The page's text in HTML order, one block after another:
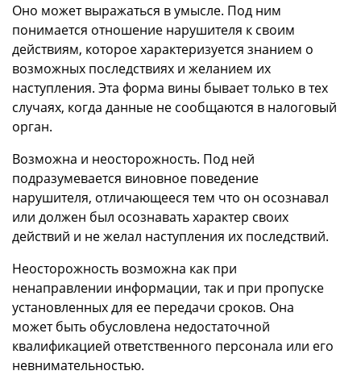
Оно может выражаться в умысле. Под ним
понимается отношение нарушителя к своим
действиям, которое характеризуется знанием о
возможных последствиях и желанием их
наступления. Эта форма вины бывает только в тех
случаях, когда данные не сообщаются в налоговый
орган.
Возможна и неосторожность. Под ней
подразумевается виновное поведение
нарушителя, отличающееся тем что он осознавал
или должен был осознавать характер своих
действий и не желал наступления их последствий.
Неосторожность возможна как при
ненаправлении информации, так и при пропуске
установленных для ее передачи сроков. Она
может быть обусловлена недостаточной
квалификацией ответственного персонала или его
невнимательностью.